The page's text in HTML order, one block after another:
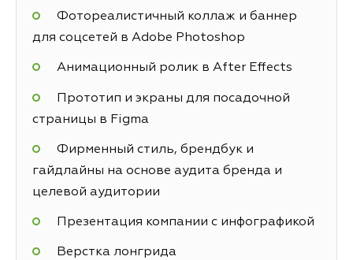
Фотореалистичный коллаж и баннер
для соцсетей в Adobe Photoshop
Анимационный ролик в After Effects
Прототип и экраны для посадочной
страницы в Figma
Фирменный стиль, брендбук и
гайдлайны на основе аудита бренда и
целевой аудитории
Презентация компании с инфографикой
Верстка лонгрида